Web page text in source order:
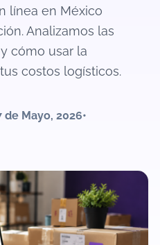
línea en México
Analizamos las
cómo usar la
costos logísticos.
de Mayo, 2026•